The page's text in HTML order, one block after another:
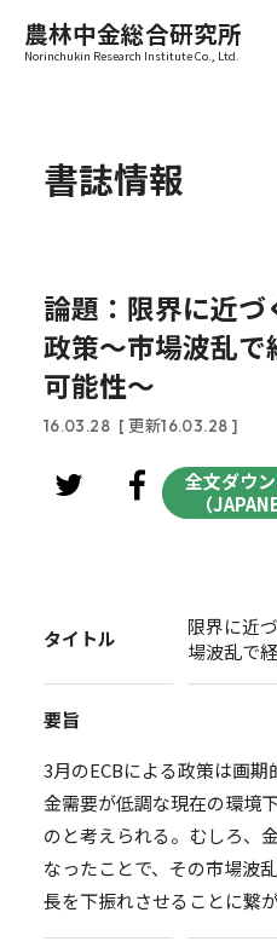
農林中金総合研究所
Norinchukin Research Institute Co., Ltd.
書誌情報
論題：限界に近
政策～市場波乱で
可能性～
16.03.28 [ 更新16.03.28 ]
全文ダウ
（
タイトル
限界に近
場波乱で
要旨
3月のECBによる政策は画
金需要が低調な現在の環境
のと考えられる。むしろ、
なったことで、その市場波
長を下振れさせることに繋